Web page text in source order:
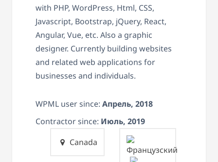
with PHP, WordPress, Html, CSS,
Javascript, Bootstrap, jQuery, React,
Angular, Vue, etc. Also a graphic
designer. Currently building websites
and related web applications for
businesses and individuals.
WPML user since: Апрель, 2018
Contractor since: Июль, 2019
Canada